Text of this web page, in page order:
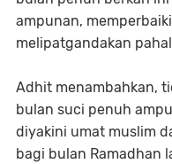
ampunan,
melipatgandakan
Adhit menambahkan,
bulan suci penuh
diyakini umat muslim
bagi bulan Ramadhan